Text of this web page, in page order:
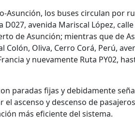
Asunción, los buses circulan por
D027, avenida Mariscal López,
de Asunción; mientras que de
Colón, Oliva, Cerro Corá, Perú,
y nuevamente Ruta PY02,
paradas fijas y debidamente
ascenso y descenso de
más eficiente del sistema.